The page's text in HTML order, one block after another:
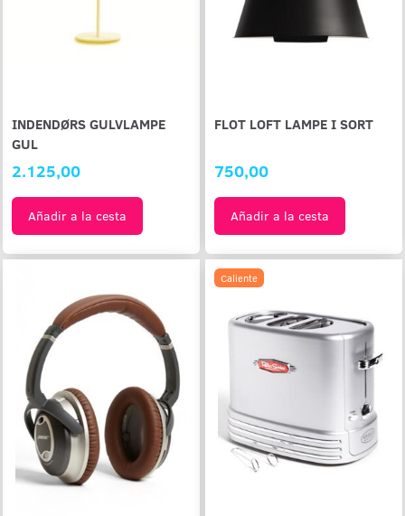
INDENDØRS GULVLAMPE
GUL
2.125,00
Añadir a la cesta
FLOT LOFT LAMPE I SORT
750,00
Añadir a la cesta
Caliente